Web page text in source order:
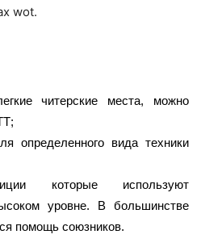
wot.
читерские места, можно
определенного вида техники
которые используют
уровне. В большинстве
помощь союзников.